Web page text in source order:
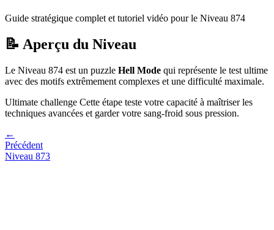
Guide stratégique complet et tutoriel vidéo pour le Niveau 874
📝 Aperçu du Niveau
Le Niveau 874 est un puzzle Hell Mode qui représente le test ultime
avec des motifs extrêmement complexes et une difficulté maximale.
Ultimate challenge Cette étape teste votre capacité à maîtriser les
techniques avancées et garder votre sang-froid sous pression.
←
Précédent
Niveau 873